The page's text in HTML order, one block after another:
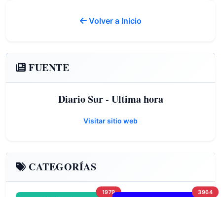
Volver a Inicio
FUENTE
Diario Sur - Ultima hora
Visitar sitio web
CATEGORÍAS
1979 3964